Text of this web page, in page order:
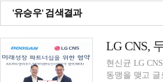
'유승우' 검색결과
LG CNS,
현신균 LG
동맹을 맺고